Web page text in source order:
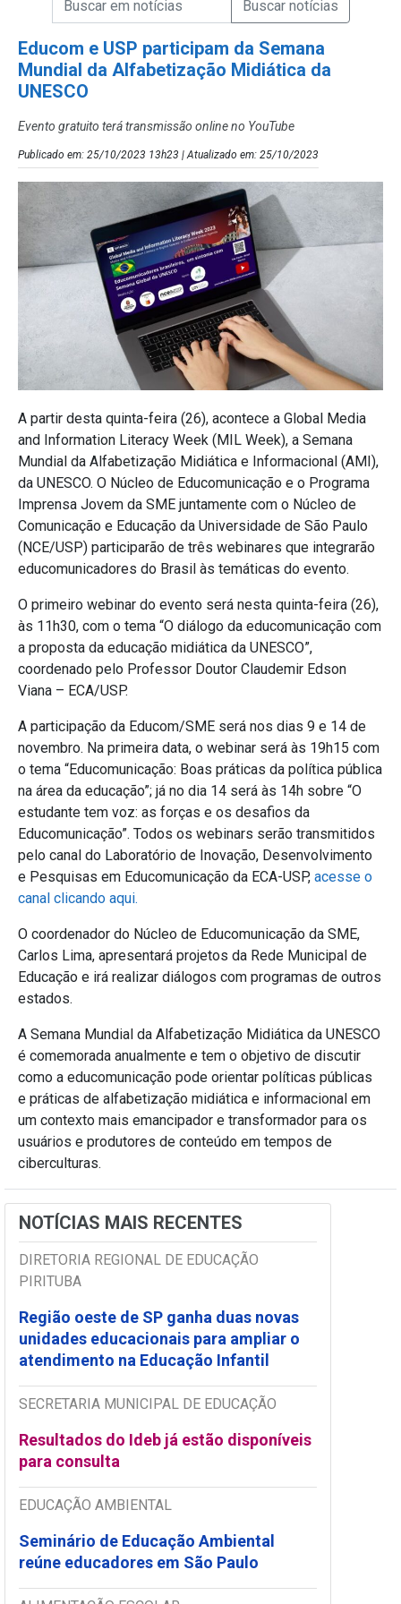
Educom e USP participam da Semana
Mundial da Alfabetização Midiática da
UNESCO
Evento gratuito terá transmissão online no YouTube
Publicado em: 25/10/2023 13h23 | Atualizado em: 25/10/2023
A partir desta quinta-feira (26), acontece a Global Media
and Information Literacy Week (MIL Week), a Semana
Mundial da Alfabetização Midiática e Informacional (AMI),
da UNESCO. O Núcleo de Educomunicação e o Programa
Imprensa Jovem da SME juntamente com o Núcleo de
Comunicação e Educação da Universidade de São Paulo
(NCE/USP) participarão de três webinares que integrarão
educomunicadores do Brasil às temáticas do evento.
O primeiro webinar do evento será nesta quinta-feira (26),
às 11h30, com o tema “O diálogo da educomunicação com
a proposta da educação midiática da UNESCO”,
coordenado pelo Professor Doutor Claudemir Edson
Viana – ECA/USP.
A participação da Educom/SME será nos dias 9 e 14 de
novembro. Na primeira data, o webinar será às 19h15 com
o tema “Educomunicação: Boas práticas da política pública
na área da educação”; já no dia 14 será às 14h sobre “O
estudante tem voz: as forças e os desafios da
Educomunicação”. Todos os webinars serão transmitidos
pelo canal do Laboratório de Inovação, Desenvolvimento
e Pesquisas em Educomunicação da ECA-USP, acesse o
canal clicando aqui.
O coordenador do Núcleo de Educomunicação da SME,
Carlos Lima, apresentará projetos da Rede Municipal de
Educação e irá realizar diálogos com programas de outros
estados.
A Semana Mundial da Alfabetização Midiática da UNESCO
é comemorada anualmente e tem o objetivo de discutir
como a educomunicação pode orientar políticas públicas
e práticas de alfabetização midiática e informacional em
um contexto mais emancipador e transformador para os
usuários e produtores de conteúdo em tempos de
ciberculturas.
NOTÍCIAS MAIS RECENTES
DIRETORIA REGIONAL DE EDUCAÇÃO
PIRITUBA
Região oeste de SP ganha duas novas
unidades educacionais para ampliar o
atendimento na Educação Infantil
SECRETARIA MUNICIPAL DE EDUCAÇÃO
Resultados do Ideb já estão disponíveis
para consulta
EDUCAÇÃO AMBIENTAL
Seminário de Educação Ambiental
reúne educadores em São Paulo